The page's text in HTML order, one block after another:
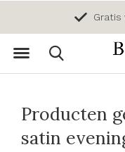
Gratis
Producten
satin